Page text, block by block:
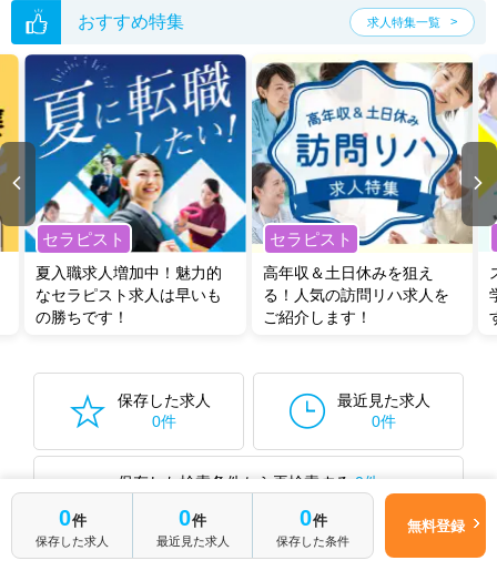
おすすめ特集 求人特集一覧
セラピスト
夏入職求人増加中！魅力的
なセラピスト求人は早いも
の勝ちです！
セラピスト
高年収＆土日休みを狙え
る！人気の訪問リハ求人を
ご紹介します！
保存した求人
0件
最近見た求人
0件
保存した検索条件から再検索する 0件
0件
保存した求人
0件
最近見た求人
0件
保存した条件
無料登録